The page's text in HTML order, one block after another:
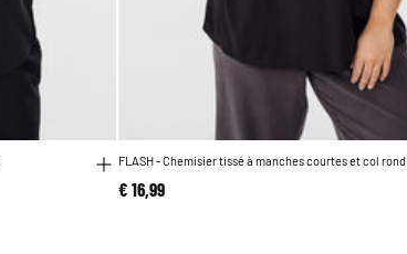
FLASH - Chemisier tissé à manches courtes et col rond
€ 16,99